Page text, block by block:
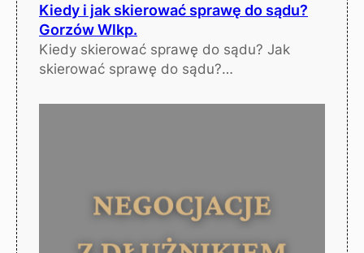
Kiedy i jak skierować sprawę do sądu?
Gorzów Wlkp.
Kiedy skierować sprawę do sądu? Jak
skierować sprawę do sądu?…